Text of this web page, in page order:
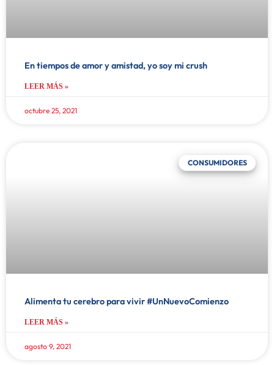
En tiempos de amor y amistad, yo soy mi crush
LEER MÁS »
octubre 25, 2021
CONSUMIDORES
Alimenta tu cerebro para vivir #UnNuevoComienzo
LEER MÁS »
agosto 9, 2021